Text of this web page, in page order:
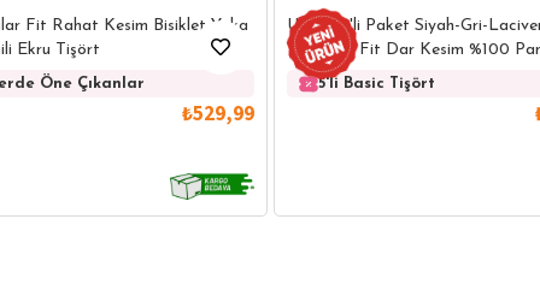
Fit Rahat Kesim Bisiklet Yaka
Ekru Tişört
Öne Çıkanlar
₺529,99
Unisex 5'li Paket Siyah-Gri-
Yeşil Slim Fit Dar Kesim %100
Yaka Tişört
5'li Basic Tişört